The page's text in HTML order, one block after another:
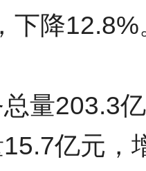
下降12.8%
量203.3
亿元，